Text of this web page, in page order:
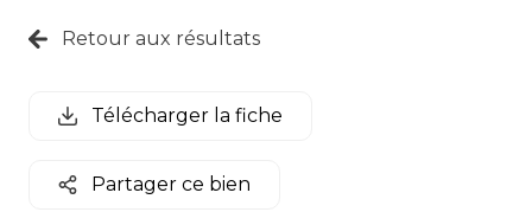
VENTES
MAISON
LOCATIONS
VACANCES
A L'ANNEE
L'AGENCE
ESTIMATION
Retour aux résultats
Télécharger la fiche
Partager ce bien